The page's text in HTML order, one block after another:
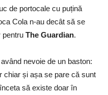
de portocale cu puțină
Cola n-au decât să se
pentru The Guardian.
nevoie de un baston:
chiar și așa se pare că sunt
să existe doar în